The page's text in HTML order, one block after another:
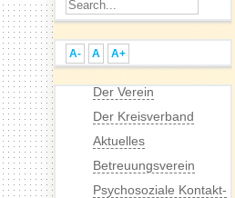
A- A A+
Der Verein
Der Kreisverband
Aktuelles
Betreuungsverein
Psychosoziale Kontakt-